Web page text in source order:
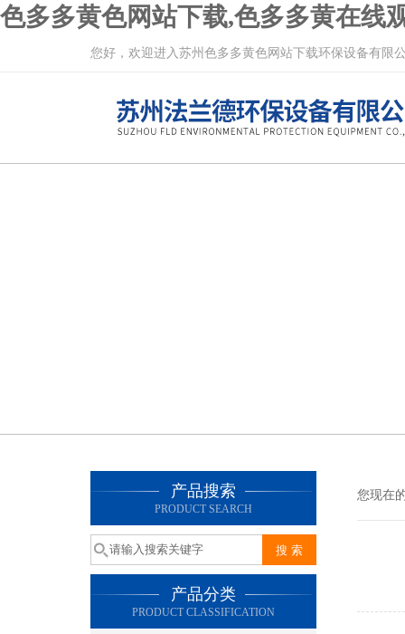
色多多黄色网站下载,色多多黄在线
您好，欢迎进入苏州色多多黄色网站下载环保设备有限公
产品搜索
PRODUCT SEARCH
产品分类
PRODUCT CLASSIFICATION
您现在的